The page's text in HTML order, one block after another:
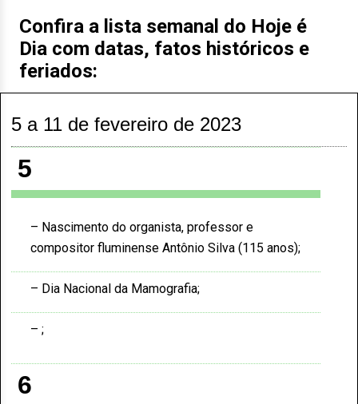
Confira a lista semanal do Hoje é
Dia com datas, fatos históricos e
feriados:
5 a 11 de fevereiro de 2023
5
Nascimento do organista, professor e
compositor fluminense Antônio Silva (115 anos)
Dia Nacional da Mamografia
6